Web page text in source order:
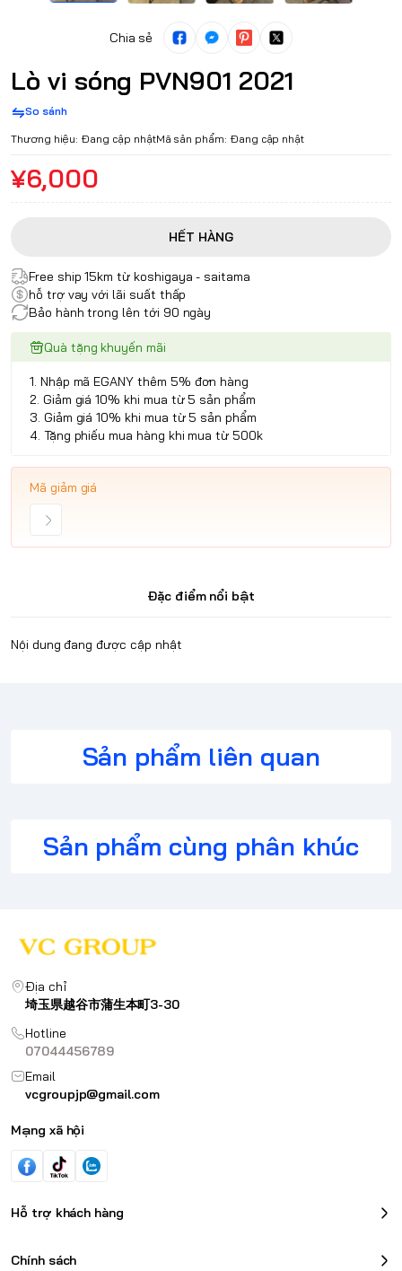
Chia sẻ
Lò vi sóng PVN901 2021
So sánh
Thương hiệu: Đang cập nhậtMã sản phẩm: Đang cập nhật
¥6,000
HẾT HÀNG
Free ship 15km từ koshigaya - saitama
hỗ trợ vay với lãi suất thấp
Bảo hành trong lên tới 90 ngày
Quà tặng khuyến mãi
1. Nhập mã EGANY thêm 5% đơn hàng
2. Giảm giá 10% khi mua từ 5 sản phẩm
3. Giảm giá 10% khi mua từ 5 sản phẩm
4. Tặng phiếu mua hàng khi mua từ 500k
Mã giảm giá
Đặc điểm nổi bật
Nội dung đang được cập nhật
Sản phẩm liên quan
Sản phẩm cùng phân khúc
Địa chỉ
埼玉県越谷市蒲生本町3-30
Hotline
07044456789
Email
vcgroupjp@gmail.com
Mạng xã hội
Hỗ trợ khách hàng
Chính sách